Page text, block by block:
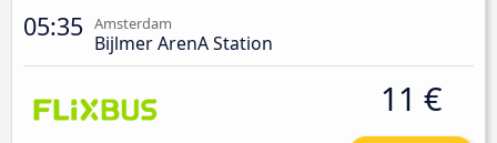
05:35 Amsterdam
Bijlmer ArenA Station
11 €